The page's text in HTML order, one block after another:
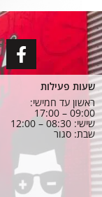
שעות פעילות
ראשון עד חמישי:
09:00 – 17:00
שישי: 08:30 – 12:00
שבת: סגור